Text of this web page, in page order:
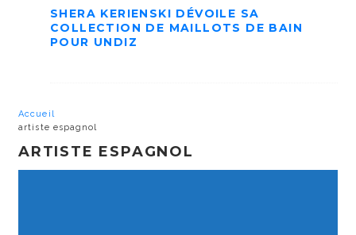
SHERA KERIENSKI DÉVOILE SA
COLLECTION DE MAILLOTS DE BAIN
POUR UNDIZ
Accueil
artiste espagnol
ARTISTE ESPAGNOL